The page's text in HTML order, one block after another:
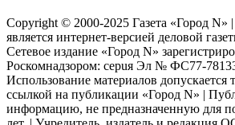
Copyright © 2000-2025 Газета «Город N»
является интернет-версией деловой
Сетевое издание «Город N»
Роскомнадзором: серuя Эл № ФС77-
Использование материалов допускается
ссылкой на публикации «Город N» |
информацию, не предназначенную для